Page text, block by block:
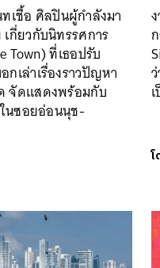
เชื้อ ศิลปินผู้กำลังมา
กี่ยวกับนิทรรศการ
ที่เธอปรับ
เล่าเรื่องราวปัญหา
จัดแสดงพร้อมกับ
นซอยอ่อนนุช-